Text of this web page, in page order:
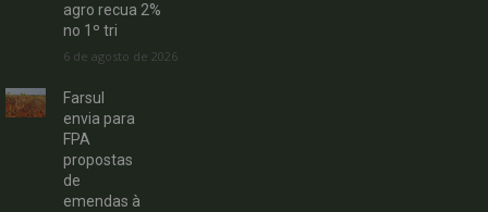
agro recua 2%
no 1º tri
6 de agosto de 2026
Farsul
envia para
FPA
propostas
de
emendas à